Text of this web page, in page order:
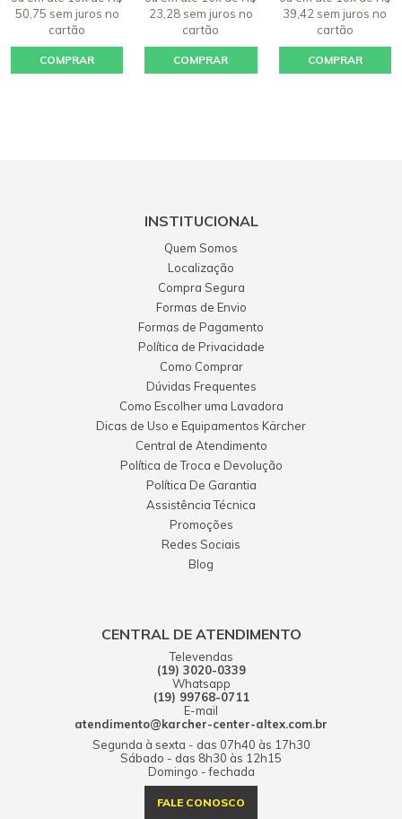
Margarete De Luca Biasibetti
Produto muito bom
21 março 2019 - 07:52
28 dezembro 2018 - 09:00
50,75 sem juros no
cartão
COMPRAR
23,28 sem juros no
cartão
COMPRAR
39,42 sem jurosno
cartão
COMPRAR
INSTITUCIONAL
Quem Somos
Localização
Compra Segura
Formas de Envio
Formas de Pagamento
Política de Privacidade
Como Comprar
Dúvidas Frequentes
Como Escolher uma Lavadora
Dicas de Uso e Equipamentos Kärcher
Central de Atendimento
Política de Troca e Devolução
Política De Garantia
Assistência Técnica
Promoções
Redes Sociais
Blog
CENTRAL DE ATENDIMENTO
Televendas
(19) 3020-0339
Whatsapp
(19) 99768-0711
E-mail
atendimento@karcher-center-altex.com.br
Segunda à sexta - das 07h40 às 17h30
Sábado - das 8h30 às 12h15
Domingo - fechada
FALE CONOSCO